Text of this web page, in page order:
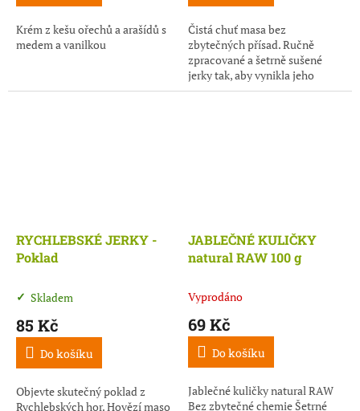
Krém z kešu ořechů a arašídů s
medem a vanilkou
Čistá chuť masa bez
zbytečných přísad. Ručně
zpracované a šetrně sušené
jerky tak, aby vynikla jeho
přirozená vůně i bohatá
RYCHLEBSKÉ JERKY -
Poklad
Skladem
85 Kč
Do košíku
Objevte skutečný poklad z
Rychlebských hor. Hovězí maso
JABLEČNÉ KULIČKY
natural RAW 100 g
Vyprodáno
69 Kč
Do košíku
Jablečné kuličky natural RAW
Bez zbytečné chemie Šetrné